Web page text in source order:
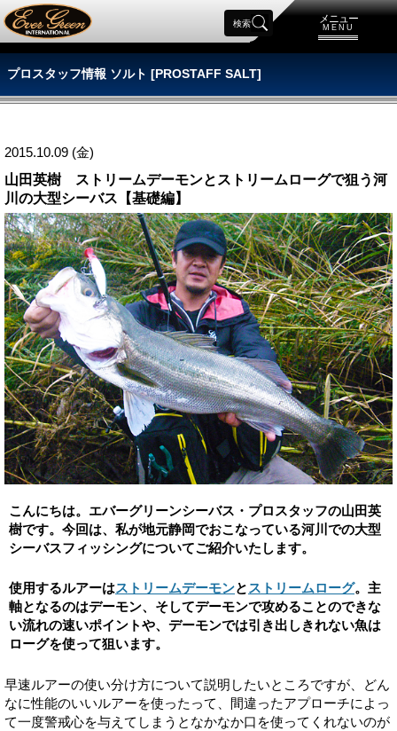
メニュー
MENU
検索
プロスタッフ情報 ソルト [PROSTAFF SALT]
2015.10.09 (金)
山田英樹 ストリームデーモンとストリームローグで狙う河
川の大型シーバス【基礎編】
こんにちは。エバーグリーンシーバス・プロスタッフの山田英
樹です。今回は、私が地元静岡でおこなっている河川での大型
シーバスフィッシングについてご紹介いたします。
使用するルアーはストリームデーモンとストリームローグ。主
軸となるのはデーモン、そしてデーモンで攻めることのできな
い流れの速いポイントや、デーモンでは引き出しきれない魚は
ローグを使って狙います。
早速ルアーの使い分け方について説明したいところですが、どん
なに性能のいいルアーを使ったって、間違ったアプローチによっ
て一度警戒心を与えてしまうとなかなか口を使ってくれないのが